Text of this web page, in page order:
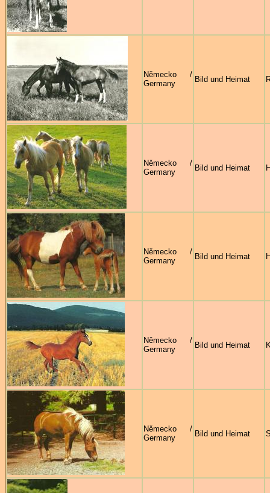
Německo /
Germany
Bild und Heimat
Německo /
Germany
Bild und Heimat
Německo /
Germany
Bild und Heimat
Německo /
Germany
Bild und Heimat
Německo /
Germany
Bild und Heimat